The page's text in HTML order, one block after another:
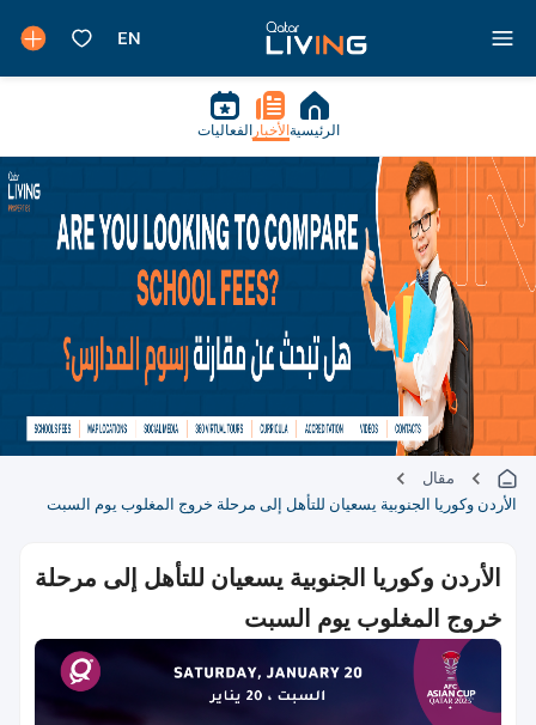
الرئيسية الأخبار الفعاليات
مقال
الأردن وكوريا الجنوبية يسعيان للتأهل إلى مرحلة خروج المغلوب يوم السبت
الأردن وكوريا الجنوبية يسعيان للتأهل إلى مرحلة
خروج المغلوب يوم السبت